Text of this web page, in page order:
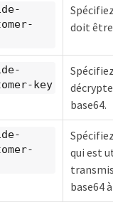
doit être
key
base64.
qui est
base64